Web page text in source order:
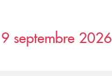
septembre 2026